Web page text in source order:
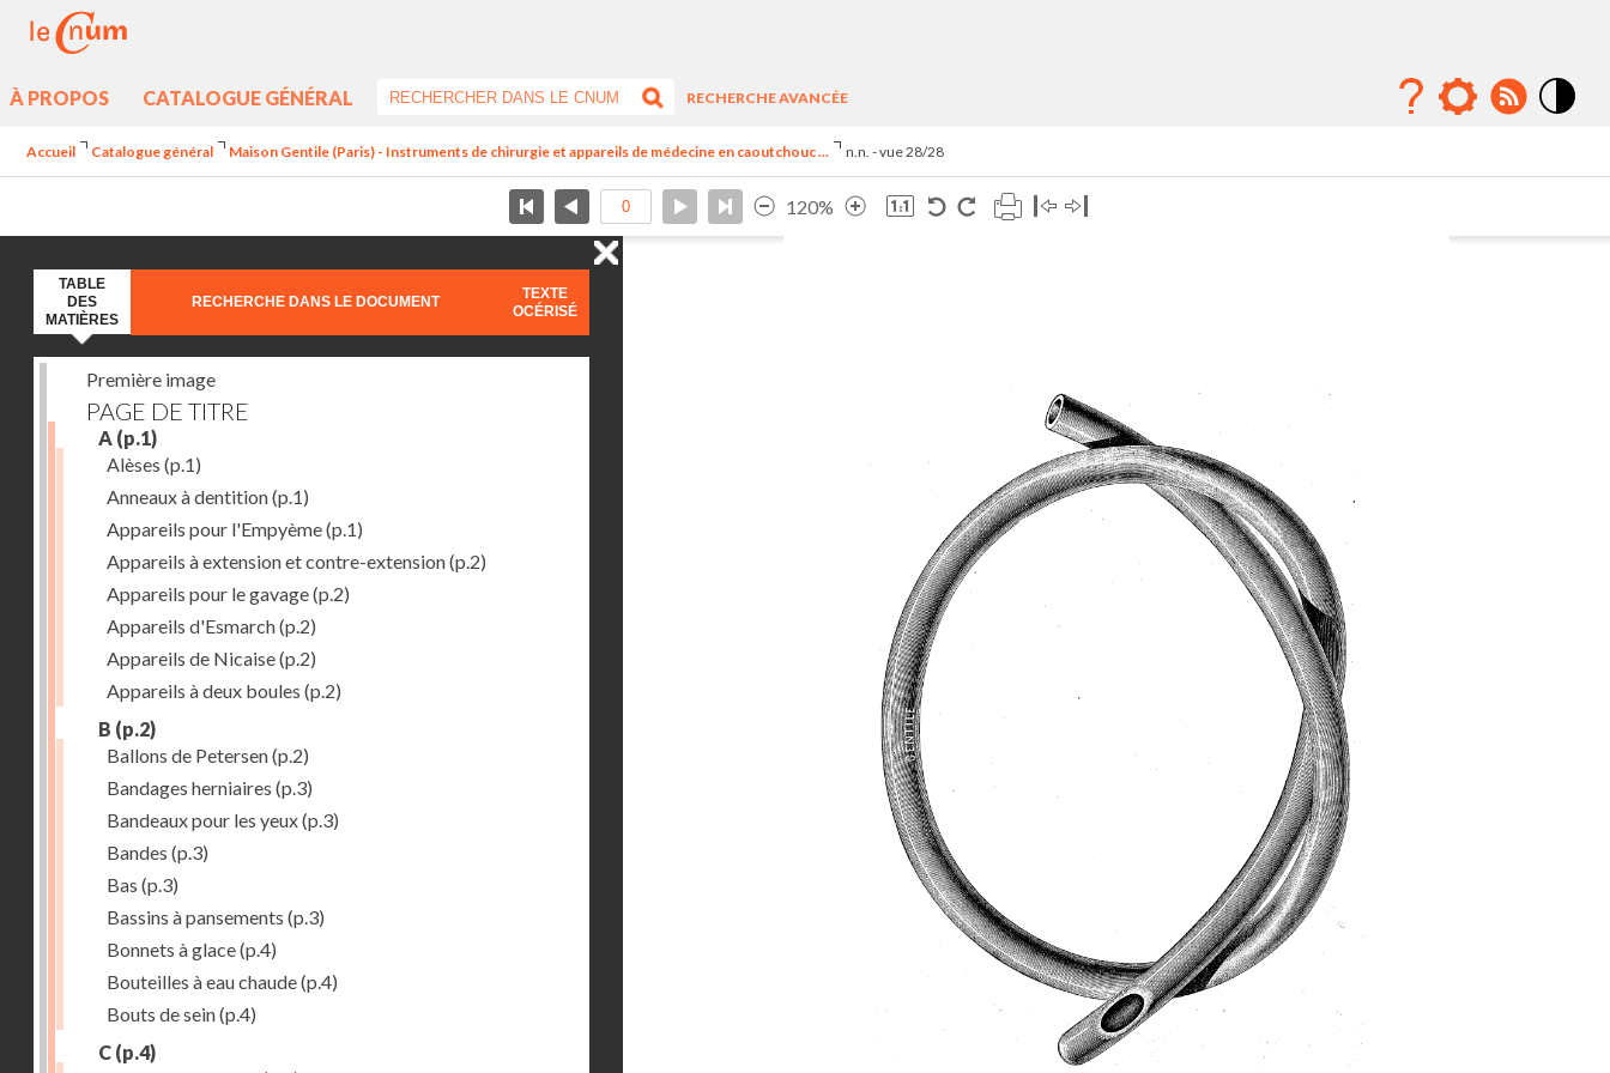
À PROPOS CATALOGUE GÉNÉRAL
RECHERCHE AVANCÉE
Accueil Catalogue général Maison Gentile (Paris) - Instruments de chirurgie et appareils de médecine en caoutchouc ... n.n. - vue 28/28
120%
TABLE
DES
MATIÈRES
RECHERCHE DANS LE DOCUMENT
TEXTE
OCÉRISÉ
Première image
PAGE DE TITRE
A (p.1)
Alèses (p.1)
Anneaux à dentition(p.1)
Appareils pour l'Empyème(p.1)
Appareils à extension et contre-extension(p.2)
Appareils pour le gavage(p.2)
Appareils d'Esmarch(p.2)
Appareils de Nicaise(p.2)
Appareils à deux boules (p.2)
B (p.2)
Ballons de Petersen(p.2)
Bandages herniaires (p.3)
Bandeaux pour les yeux(p.3)
Bandes (p.3)
Bas (p.3)
Bassins à pansements (p.3)
Bonnets à glace(p.4)
Bouteilles à eau chaude(p.4)
Bouts de sein(p.4)
C (p.4)